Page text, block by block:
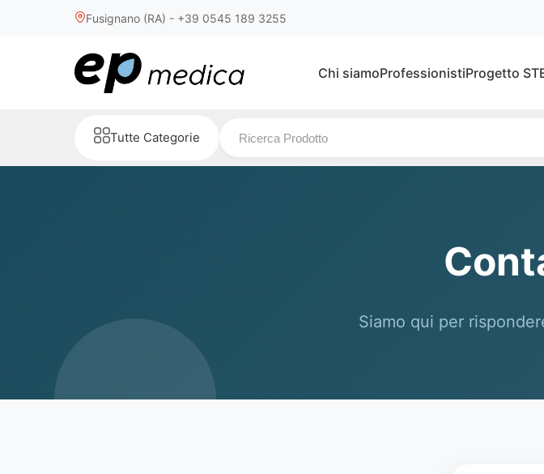
Fusignano (RA) - +39 0545 189 3255
Chi siamoProfessionistiProgetto
Tutte Categorie
Siamo qui per